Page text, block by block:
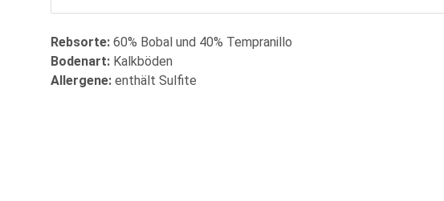
Rebsorte: 60% Bobal und 40% Tempranillo
Bodenart: Kalkböden
Allergene: enthält Sulfite